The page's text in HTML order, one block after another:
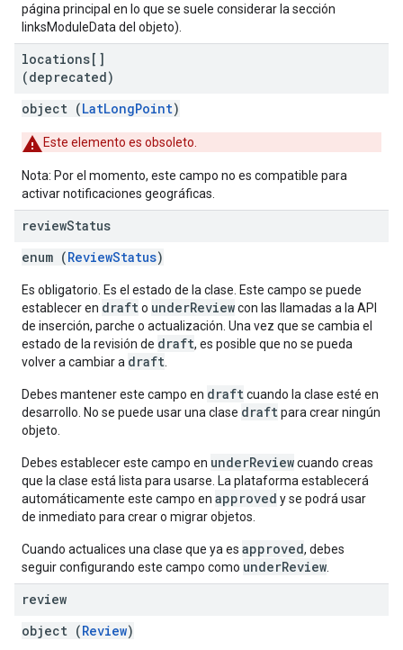
página principal en lo que se suele considerar la sección
linksModuleData del objeto).
locations[]
(deprecated)
object (LatLongPoint)
Este elemento es obsoleto.
Nota: Por el momento, este campo no es compatible para
activar notificaciones geográficas.
reviewStatus
enum (ReviewStatus)
Es obligatorio. Es el estado de la clase. Este campo se puede
establecer en drafto underReviewcon las llamadas a la API
de inserción, parche o actualización. Una vez que se cambia el
estado de la revisión de draft, es posible que no se pueda
volver a cambiar a draft
Debes mantener este campo en draftcuando la clase esté en
desarrollo. No se puede usar una clase draftpara crear ningún
objeto.
Debes establecer este campo en underReviewcuando creas
que la clase está lista para usarse. La plataforma establecerá
automáticamente este campo en approved y se podrá usar
de inmediato para crear o migrar objetos.
Cuando actualices una clase que ya es approved, debes
seguir configurando este campo como underReview
review
object (Review)